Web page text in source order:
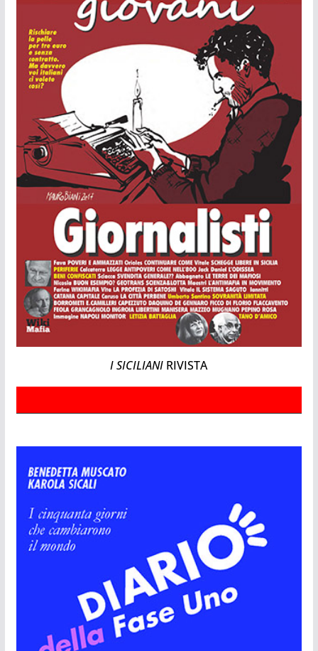
I SICILIANI RIVISTA